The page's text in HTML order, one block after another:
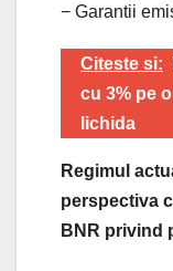
− Garantii
Citeste si:
cu 3% pe
lichida
Regimul
perspectiva
BNR privind